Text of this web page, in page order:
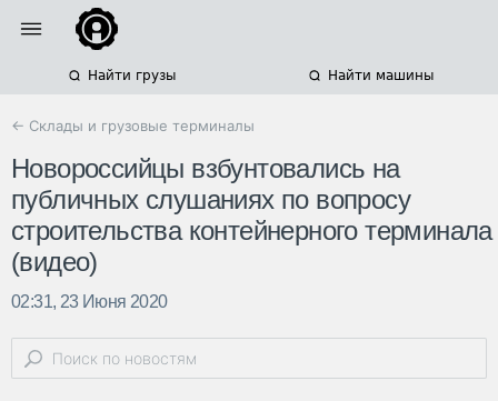
Найти грузы Найти машины
← Склады и грузовые терминалы
Новороссийцы взбунтовались на
публичных слушаниях по вопросу
строительства контейнерного терминала
(видео)
02:31, 23 Июня 2020